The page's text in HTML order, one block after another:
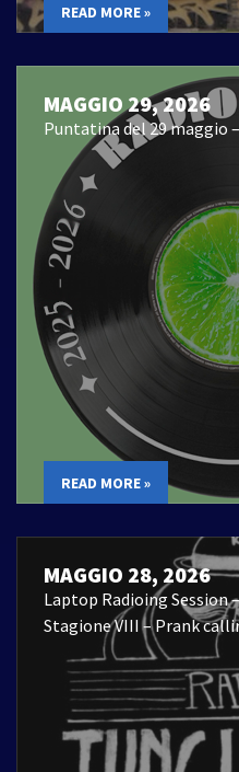
READ MORE »
MAGGIO 29, 2026
Puntatina del 29 maggio
READ MORE »
MAGGIO 28, 2026
Laptop Radioing Session
Stagione VIII – Prank